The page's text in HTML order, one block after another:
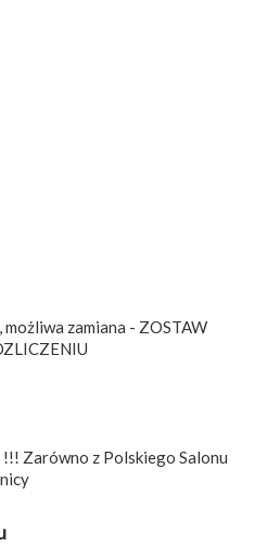
zamiana - ZOSTAW
Zarówno z Polskiego Salonu